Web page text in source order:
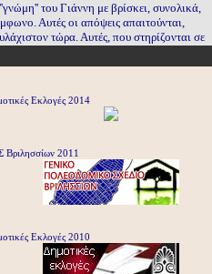
του Γιάννη με βρίσκει, συνολικά,
Αυτές οι απόψεις απαιτούνται,
τώρα. Αυτές, που στηρίζονται σε
και συμβάλλουν στην προώθηση των
Εκλογές 2014
Βριλησσίων 2011
Εκλογές 2010